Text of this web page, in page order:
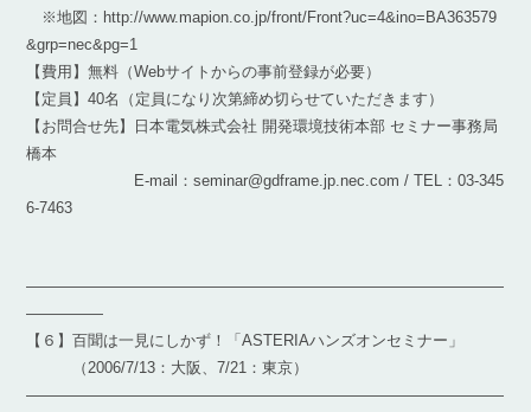
※地図：http://www.mapion.co.jp/front/Front?uc=4&ino=BA363579
&grp=nec&pg=1
【費用】無料（Webサイトからの事前登録が必要）
【定員】40名（定員になり次第締め切らせていただきます）
【お問合せ先】日本電気株式会社 開発環境技術本部 セミナー事務局
橋本
E-mail：seminar@gdframe.jp.nec.com / TEL：03-345
6-7463
―――――――――――――――――――――――――――――――
―――――
【６】百聞は一見にしかず！「ASTERIAハンズオンセミナー」
（2006/7/13：大阪、7/21：東京）
―――――――――――――――――――――――――――――――